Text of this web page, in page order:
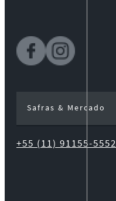
Safras & Mercado
+55 (11) 91155-5552